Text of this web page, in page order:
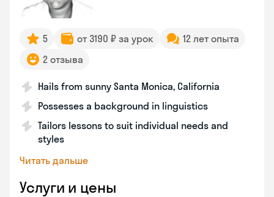
5 от 3190 ₽ за урок
12 лет опыта
2 отзыва
Hails from sunny Santa Monica, California
Possesses a background in linguistics
Tailors lessons to suit individual needs and
styles
Читать дальше
Услуги и цены